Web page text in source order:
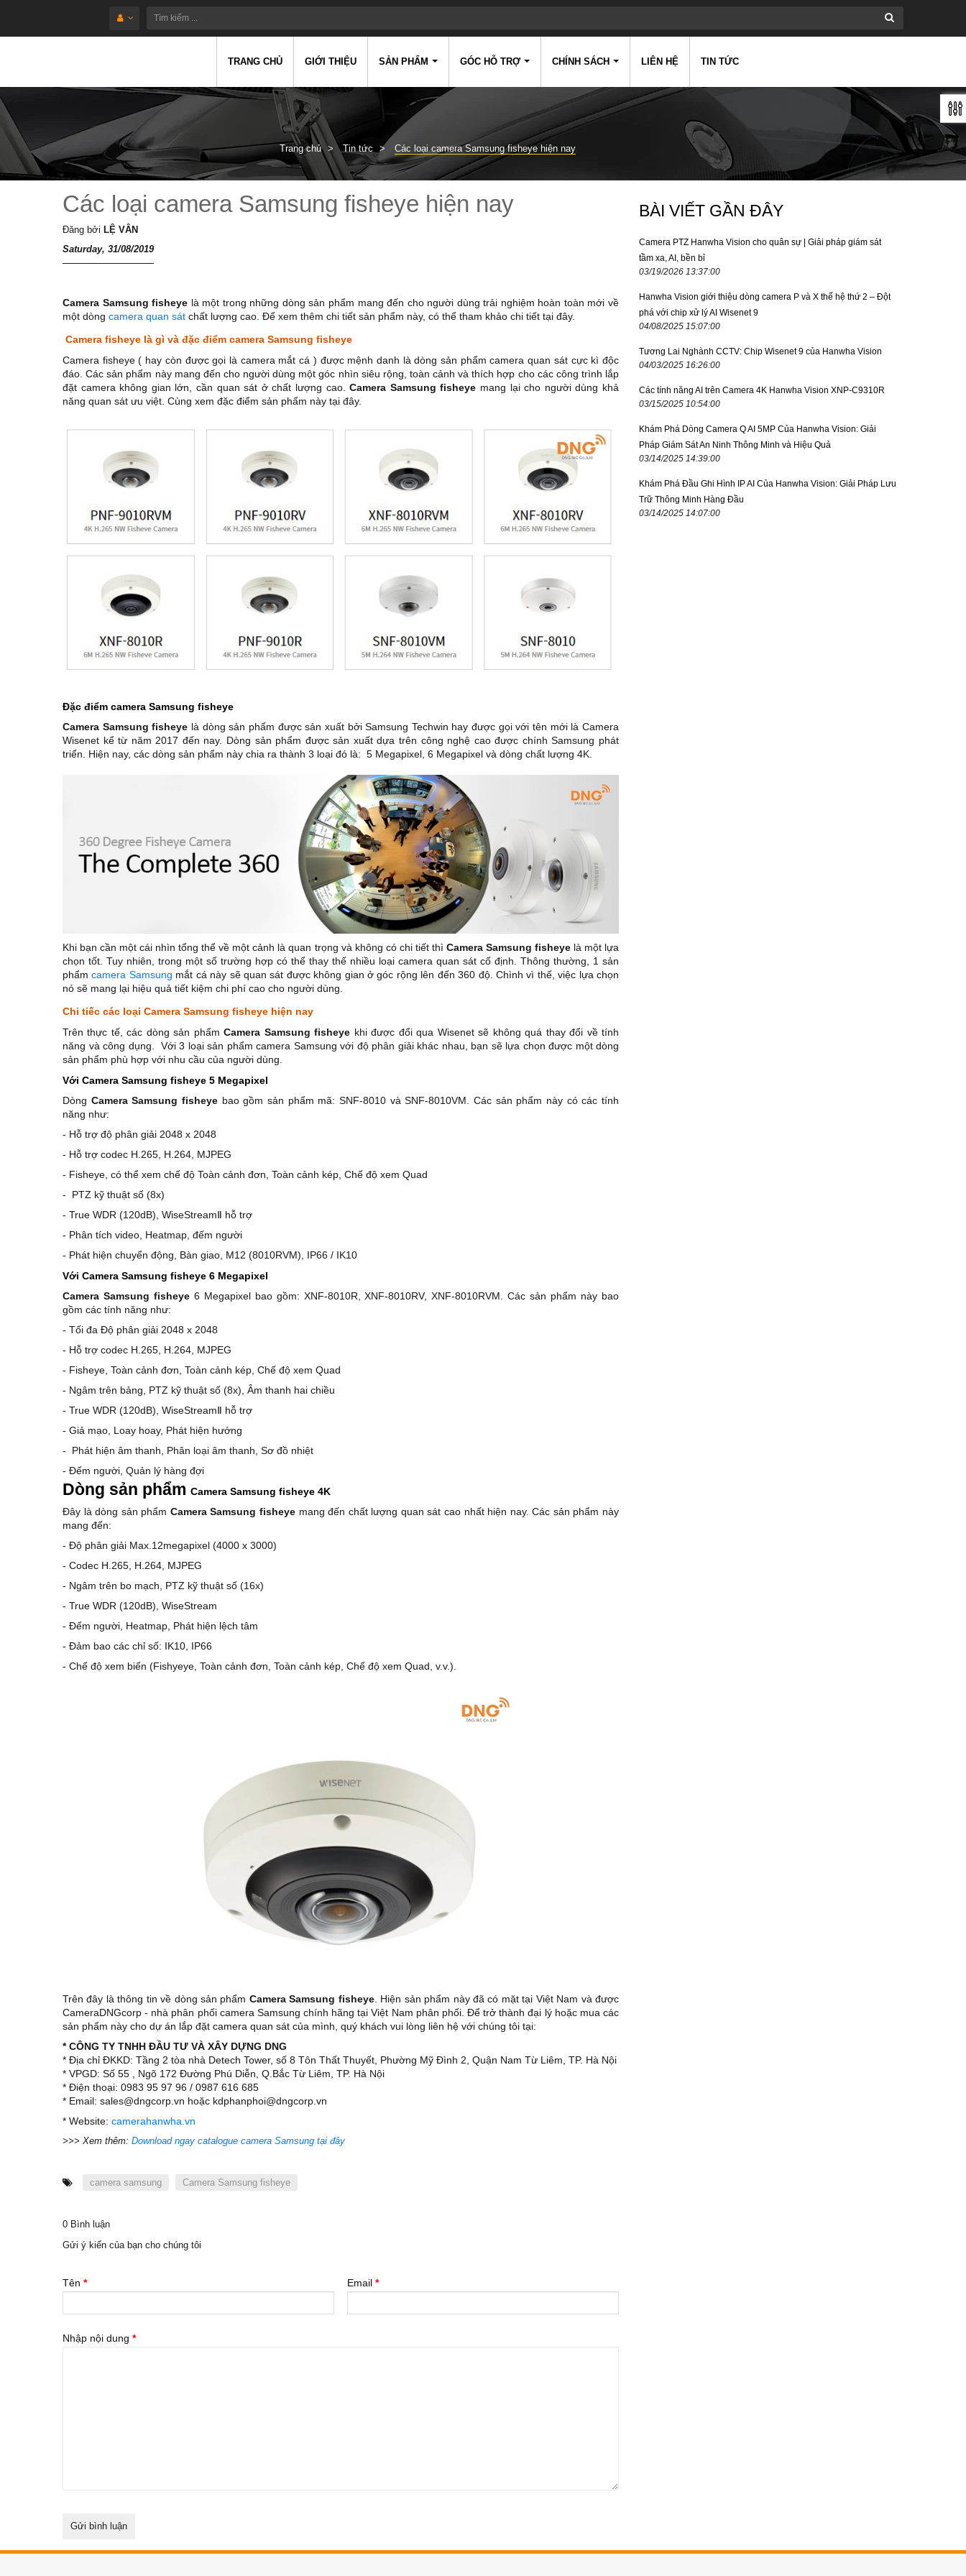
TRANG CHỦ GIỚI THIỆU SẢN PHẨM GÓC HỖ TRỢ CHÍNH SÁCH LIÊN HỆ TIN TỨC
Trang chủ Tin tức Các loại camera Samsung fisheye hiện nay
Các loại camera Samsung fisheye hiện nay
Đăng bởi LỆ VÂN
Saturday, 31/08/2019
Camera Samsung fisheye là một trong những dòng sản phẩm mang đến cho người dùng trải nghiệm hoàn toàn mới về
một dòng camera quan sát chất lượng cao. Để xem thêm chi tiết sản phẩm này, có thể tham khảo chi tiết tại đây.
Camera fisheye là gì và đặc điểm camera Samsung fisheye
Camera fisheye ( hay còn được gọi là camera mắt cá ) được mệnh danh là dòng sản phẩm camera quan sát cực kì độc
đáo. Các sản phẩm này mang đến cho người dùng một góc nhìn siêu rộng, toàn cảnh và thích hợp cho các công trình lắp
đặt camera không gian lớn, cần quan sát ở chất lượng cao.Camera Samsung fisheye mang lại cho người dùng khả
năng quan sát ưu việt. Cùng xem đặc điểm sản phẩm này tại đây.
Đặc điểm camera Samsung fisheye
Camera Samsung fisheye là dòng sản phẩm được sản xuất bởi Samsung Techwin hay được gọi với tên mới là Camera
Wisenet kể từ năm 2017 đến nay. Dòng sản phẩm được sản xuất dựa trên công nghệ cao được chính Samsung phát
triển. Hiện nay, các dòng sản phẩm này chia ra thành 3 loại đó là: 5 Megapixel, 6 Megapixel và dòng chất lượng 4K.
Khi bạn cần một cái nhìn tổng thể về một cảnh là quan trọng và không có chi tiết thì Camera Samsung fisheyelà một lựa
chọn tốt. Tuy nhiên, trong một số trường hợp có thể thay thế nhiều loại camera quan sát cố định. Thông thường, 1 sản
phẩmcamera Samsung mắt cá này sẽ quan sát được không gian ở góc rộng lên đến 360 độ. Chình vì thế, việc lựa chọn
nó sẽ mang lại hiệu quả tiết kiệm chi phí cao cho người dùng.
Chi tiếc các loại Camera Samsung fisheye hiện nay
Trên thực tế, các dòng sản phẩmCamera Samsung fisheye khi được đổi qua Wisenet sẽ không quá thay đổi về tính
năng và công dụng. Với 3 loại sản phẩm camera Samsung với độ phân giải khác nhau, bạn sẽ lựa chọn được một dòng
sản phẩm phù hợp với nhu cầu của người dùng.
Với Camera Samsung fisheye 5 Megapixel
Dòng Camera Samsung fisheye bao gồm sản phẩm mã: SNF-8010 và SNF-8010VM. Các sản phẩm này có các tính
năng như:
- Hỗ trợ độ phân giải 2048 x 2048
- Hỗ trợ codec H.265, H.264, MJPEG
- Fisheye, có thể xem chế độ Toàn cảnh đơn, Toàn cảnh kép, Chế độ xem Quad
- PTZ kỹ thuật số (8x)
- True WDR (120dB), WiseStreamⅡ hỗ trợ
- Phân tích video, Heatmap, đếm người
- Phát hiện chuyển động, Bàn giao, M12 (8010RVM), IP66 / IK10
Với Camera Samsung fisheye 6 Megapixel
Camera Samsung fisheye 6 Megapixel bao gồm: XNF-8010R, XNF-8010RV, XNF-8010RVM. Các sản phẩm này bao
gồm các tính năng như:
- Tối đa Độ phân giải 2048 x 2048
- Hỗ trợ codec H.265, H.264, MJPEG
- Fisheye, Toàn cảnh đơn, Toàn cảnh kép, Chế độ xem Quad
- Ngâm trên bảng, PTZ kỹ thuật số (8x), Âm thanh hai chiều
- True WDR (120dB), WiseStreamⅡ hỗ trợ
- Giả mạo, Loay hoay, Phát hiện hướng
- Phát hiện âm thanh, Phân loại âm thanh, Sơ đồ nhiệt
- Đếm người, Quản lý hàng đợi
Dòng sản phẩm Camera Samsung fisheye 4K
Đây là dòng sản phẩm Camera Samsung fisheye mang đến chất lượng quan sát cao nhất hiện nay. Các sản phẩm này
mang đến:
- Độ phân giải Max.12megapixel (4000 x 3000)
- Codec H.265, H.264, MJPEG
- Ngâm trên bo mạch, PTZ kỹ thuật số (16x)
- True WDR (120dB), WiseStream
- Đếm người, Heatmap, Phát hiện lệch tâm
- Đảm bao các chỉ số: IK10, IP66
- Chế độ xem biến (Fishyeye, Toàn cảnh đơn, Toàn cảnh kép, Chế độ xem Quad, v.v.).
Trên đây là thông tin về dòng sản phẩm Camera Samsung fisheye. Hiện sản phẩm này đã có mặt tại Việt Nam và được
CameraDNGcorp - nhà phân phối camera Samsung chính hãng tại Việt Nam phân phối. Để trở thành đại lý hoặc mua các
sản phẩm này cho dự án lắp đặt camera quan sát của mình, quý khách vui lòng liên hệ với chúng tôi tại:
* CÔNG TY TNHH ĐẦU TƯ VÀ XÂY DỰNG DNG
* Địa chỉ ĐKKD: Tầng 2 tòa nhà Detech Tower, số 8 Tôn Thất Thuyết, Phường Mỹ Đình 2, Quận Nam Từ Liêm, TP. Hà Nội
* VPGD: Số 55 , Ngõ 172 Đường Phú Diễn, Q.Bắc Từ Liêm, TP. Hà Nội
* Điện thoại: 0983 95 97 96 / 0987 616 685
* Email: sales@dngcorp.vn hoặc kdphanphoi@dngcorp.vn
* Website: camerahanwha.vn
>>> Xem thêm: Download ngay catalogue camera Samsung tại đây
camera samsung Camera Samsung fisheye
0 Bình luận
Gửi ý kiến của bạn cho chúng tôi
Tên * Email *
Nhập nội dung *
BÀI VIẾT GẦN ĐÂY
Camera PTZ Hanwha Vision cho quân sự | Giải pháp giám sát
tầm xa, AI, bền bỉ
03/19/2026 13:37:00
Hanwha Vision giới thiệu dòng camera P và X thế hệ thứ 2 – Đột
phá với chip xử lý AI Wisenet 9
04/08/2025 15:07:00
Tương Lai Nghành CCTV: Chip Wisenet 9 của Hanwha Vision
04/03/2025 16:26:00
Các tính năng AI trên Camera 4K Hanwha Vision XNP-C9310R
03/15/2025 10:54:00
Khám Phá Dòng Camera Q AI 5MP Của Hanwha Vision: Giải
Pháp Giám Sát An Ninh Thông Minh và Hiệu Quả
03/14/2025 14:39:00
Khám Phá Đầu Ghi Hình IP AI Của Hanwha Vision: Giải Pháp Lưu
Trữ Thông Minh Hàng Đầu
03/14/2025 14:07:00